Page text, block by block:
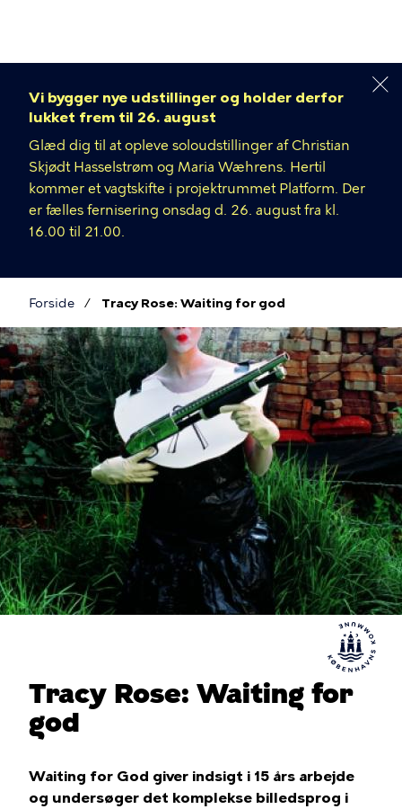
Vi bygger nye udstillinger og holder derfor
lukket frem til 26. august
Glæd dig til at opleve soloudstillinger af Christian
Skjødt Hasselstrøm og Maria Wæhrens. Hertil
kommer et vagtskifte i projektrummet Platform. Der
er fælles fernisering onsdag d. 26. august fra kl.
16.00 til 21.00.
Brødkrumme
Forside Tracy Rose: Waiting for god
Tracy Rose: Waiting for
god
Waiting for God giver indsigt i 15 års arbejde
og undersøger det komplekse billedsprog i